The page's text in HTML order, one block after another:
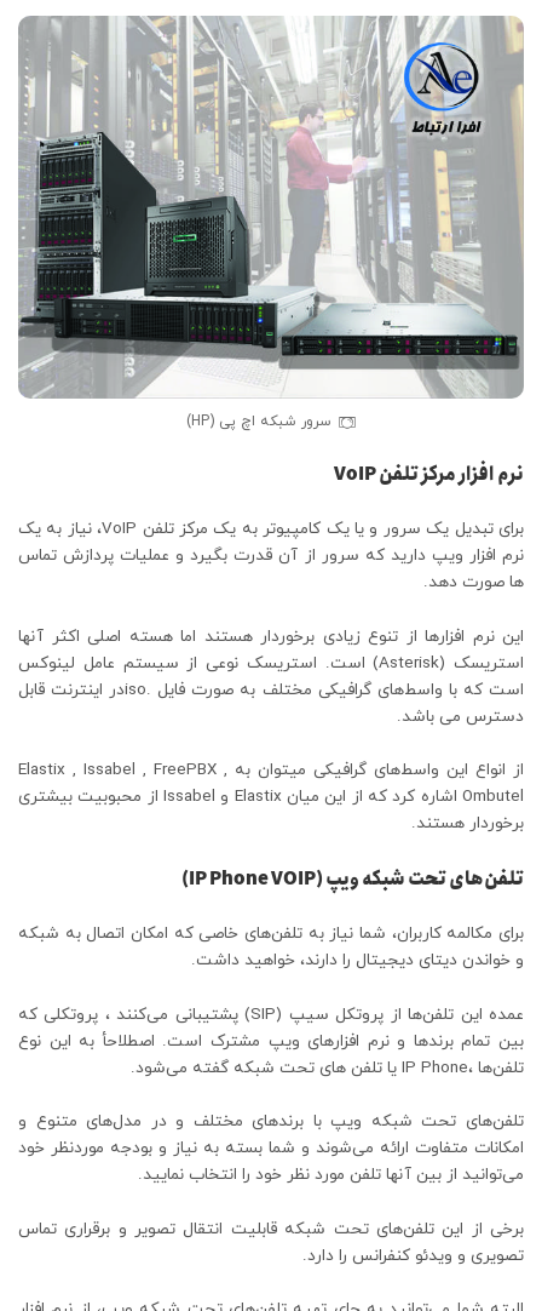
سرور شبکه اچ پی (HP)
نرم­ افزار مرکز تلفن VoIP
برای تبدیل یک سرور و یا یک کامپیوتر به یک مرکز تلفن VoIP، نیاز به یک
نرم افزار ویپ دارید که سرور از آن قدرت بگیرد و عملیات پردازش تماس
ها صورت دهد.
این نرم ­افزارها از تنوع زیادی برخوردار هستند اما هسته اصلی اکثر آنها
استریسک (Asterisk) است. استریسک نوعی از سیستم عامل لینوکس
است که با واسط‌های گرافیکی مختلف به صورت فایل .isoدر اینترنت قابل
دسترس می باشد.
از انواع این واسط‌­های گرافیکی می­توان به Elastix , Issabel , FreePBX ,
Ombutel اشاره کرد که از این میان Elastix و Issabel از محبوبیت بیشتری
برخوردار هستند.
تلفن­‌های تحت شبکه ویپ (IP Phone VOIP)
برای مکالمه کاربران، شما نیاز به تلفن‌های خاصی که امکان اتصال به شبکه
و خواندن دیتای دیجیتال را دارند، خواهید داشت.
عمده این تلفن‌ها از پروتکل سیپ (SIP) پشتیبانی می‌کنند ، پروتکلی که
بین تمام برندها و نرم افزارهای ویپ مشترک است. اصطلاحأ به این نوع
تلفن‌ها ،IP Phone یا تلفن های تحت شبکه گفته می‌شود.
تلفن‌های تحت شبکه ویپ با برندهای مختلف و در مدل‌های متنوع و
امکانات متفاوت ارائه می‌شوند و شما بسته به نیاز و بودجه مورد‌نظر خود
می‌توانید از بین آنها تلفن مورد نظر خود را انتخاب نمایید.
برخی از این تلفن‌های تحت شبکه قابلیت انتقال تصویر و برقراری تماس
تصویری و ویدئو کنفرانس را دارد.